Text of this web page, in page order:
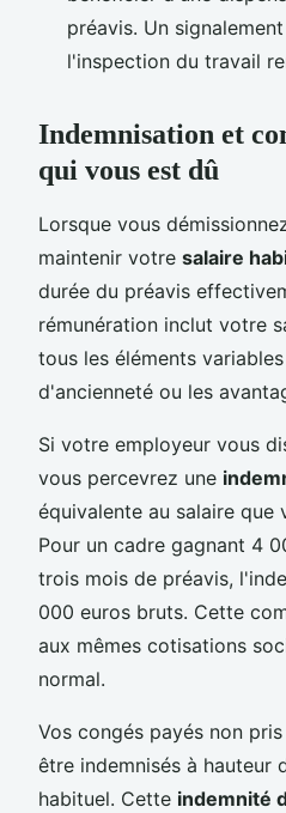
préavis. Un
l'inspection du travail
Indemnisation et
qui vous est dû
Lorsque vous
maintenir votre salaire
durée du préavis
rémunération inclut votre
tous les éléments
d'ancienneté ou les
Si votre employeur vous
vous percevrez une
équivalente au salaire que
Pour un cadre gagnant 4
trois mois de préavis,
000 euros bruts. Cette
aux mêmes cotisations
normal.
Vos congés payés non
être indemnisés à hauteur
habituel. Cette indemnité